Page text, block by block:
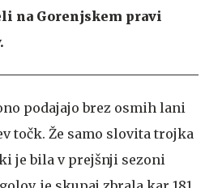
na Gorenjskem pravi
podajajo brez osmih lani
točk. Že samo slovita trojka
je bila v prejšnji sezoni